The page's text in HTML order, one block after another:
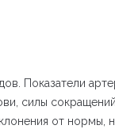
Показатели
силы
от